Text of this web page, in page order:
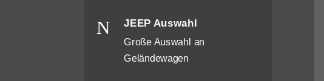
N JEEP Auswahl
Große Auswahl an
Geländewagen